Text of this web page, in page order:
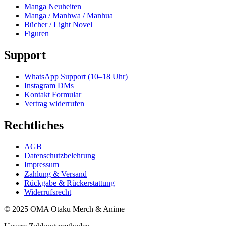
Manga Neuheiten
Manga / Manhwa / Manhua
Bücher / Light Novel
Figuren
Support
WhatsApp Support (10–18 Uhr)
Instagram DMs
Kontakt Formular
Vertrag widerrufen
Rechtliches
AGB
Datenschutzbelehrung
Impressum
Zahlung & Versand
Rückgabe & Rückerstattung
Widerrufsrecht
© 2025 OMA Otaku Merch & Anime